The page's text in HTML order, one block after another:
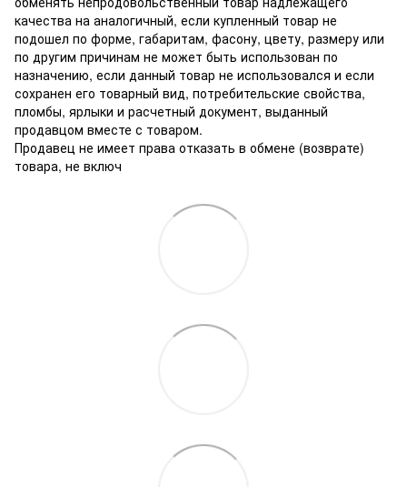
качества на аналогичный, если купленный товар не
подошел по форме, габаритам, фасону, цвету, размеру или
по другим причинам не может быть использован по
назначению, если данный товар не использовался и если
сохранен его товарный вид, потребительские свойства,
пломбы, ярлыки и расчетный документ, выданный
продавцом вместе с товаром.
Продавец не имеет права отказать в обмене (возврате)
товара, не включ